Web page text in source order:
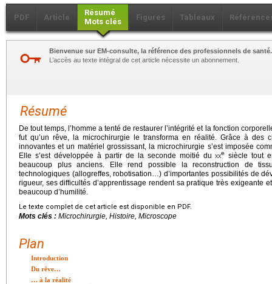
PDF Article
Résumé
Mots clés
Figures Tableaux
Bienvenue sur EM-consulte, la référence des professionnels de santé.
L’accès au texte intégral de cet article nécessite un abonnement.
Résumé
De tout temps, l’homme a tenté de restaurer l’intégrité et la fonction
fut qu’un rêve, la microchirurgie le transforma en réalité. Grâce à des
innovantes et un matériel grossissant, la microchirurgie s’est imposée
Elle s’est développée à partir de la seconde moitié duxxe
siècle tout
beaucoup plus anciens. Elle rend possible la reconstruction de
technologiques (allogreffes, robotisation…) d’importantes possibilités de
rigueur, ses difficultés d’apprentissage rendent sa pratique très exigeante
beaucoup d’humilité.
Le texte complet de cet article est disponible en PDF.
Mots clés : Microchirurgie, Histoire, Microscope
Plan
Introduction
Du rêve…
… à la réalité